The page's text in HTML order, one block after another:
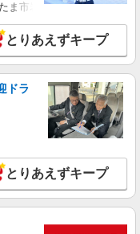
ま市岩槻区・久喜市・蓮田
とりあえずキープ
ドラ
とりあえずキープ